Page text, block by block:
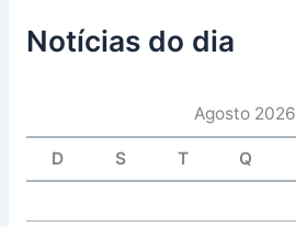
Notícias do dia
Agosto 2026
D S T Q